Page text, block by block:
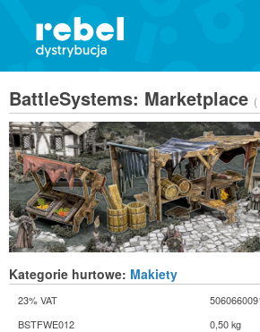
BattleSystems: Marketplace
Kategorie hurtowe: Makiety
23% VAT
BSTFWE012
0,50 kg